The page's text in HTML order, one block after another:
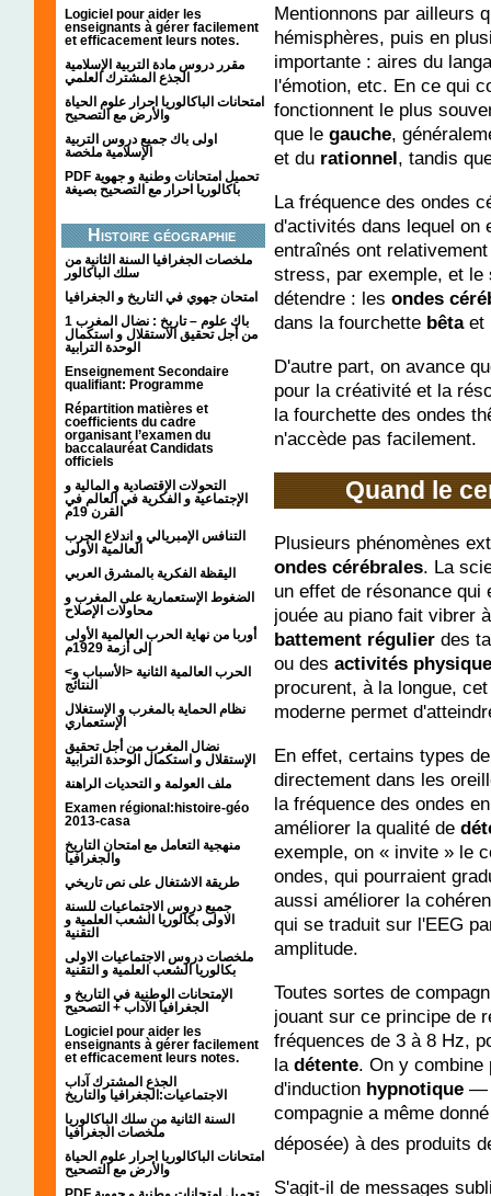
Logiciel pour aider les
enseignants à gérer facilement
et efficacement leurs notes.
مقرر دروس مادة التربية الإسلامية
الجذع المشترك العلمي
امتحانات الباكالوريا احرار علوم الحياة
والأرض مع التصحيح
اولى باك جميع دروس التربية
الإسلامية ملخصة
PDF تحميل امتحانات وطنية و جهوية
باكالوريا احرار مع التصحيح بصيغة
Histoire géographie
ملخصات الجغرافيا السنة الثانية من
سلك الباكالور
امتحان جهوي في التاريخ و الجغرافيا
1 باك علوم – تاريخ : نضال المغرب
من أجل تحقيق الاستقلال و استكمال
الوحدة الترابية
Enseignement Secondaire
qualifiant: Programme
Répartition matières et
coefficients du cadre
organisant l’examen du
baccalauréat Candidats
officiels
التحولات الإقتصادية و المالية و
الإجتماعية و الفكرية في العالم في
القرن 19م
التنافس الإمبريالي و اندلاع الحرب
العالمية الأولى
اليقظة الفكرية بالمشرق العربي
الضغوط الإستعمارية على المغرب و
محاولات الإصلاح
أوربا من نهاية الحرب العالمية الأولى
إلى أزمة 1929م
<الحرب العالمية الثانية <الأسباب و
النتائج
نظام الحماية بالمغرب و الإستغلال
الإستعماري
نضال المغرب من أجل تحقيق
الإستقلال و استكمال الوحدة الترابية
ملف العولمة و التحديات الراهنة
Examen régional:histoire-géo
2013-casa
منهجية التعامل مع امتحان التاريخ
والجغرافيا
طريقة الاشتغال على نص تاريخي
جميع دروس الاجتماعيات للسنة
الاولى بكالوريا الشعب العلمية و
التقنية
ملخصات دروس الاجتماعيات الاولى
بكالوريا الشعب العلمية و التقنية
الإمتحانات الوطنية في التاريخ و
الجغرافيا الآداب + التصحيح
Logiciel pour aider les
enseignants à gérer facilement
et efficacement leurs notes.
الجذع المشترك آداب
الاجتماعيات:الجغرافيا والتاريخ
السنة الثانية من سلك الباكالوريا
ملخصات الجغرافيا
امتحانات الباكالوريا احرار علوم الحياة
والأرض مع التصحيح
Mentionnons par ailleurs
hémisphères, puis en
importante : aires du
l'émotion, etc. En ce qui
fonctionnent le plus
que le gauche,
et du rationnel, tandis
La fréquence des ondes
d'activités dans lequel on
entraînés ont
stress, par exemple, et le
détendre : les ondes
dans la fourchette bêtaet
D'autre part, on avance
pour la créativité et la
la fourchette des ondes
n'accède pas facilement.
Quand le
Plusieurs phénomènes
ondes cérébrales. La
un effet de résonance qui
jouée au piano fait vibrer
battement régulier des
ou des activités
procurent, à la longue,
moderne permet
En effet, certains types
directement dans les
la fréquence des ondes
améliorer la qualité de
exemple, on « invite » le
ondes, qui pourraient
aussi améliorer la
qui se traduit sur l'EEG
amplitude.
Toutes sortes de
jouant sur ce principe de
fréquences de 3 à 8 Hz,
la détente. On y combine
d'induction hypnotique —
compagnie a même
déposée) à des produits
S'agit-il de messages